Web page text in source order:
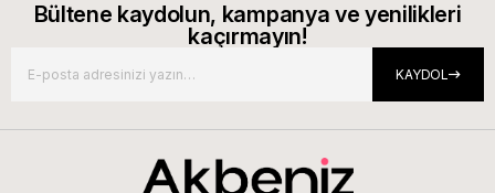
Bültene kaydolun, kampanya ve yenilikleri
kaçırmayın!
KAYDOL